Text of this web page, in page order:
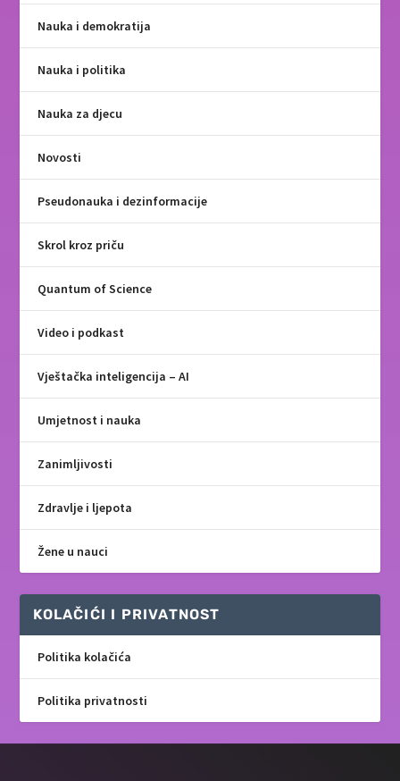
Nauka i demokratija
Nauka i politika
Nauka za djecu
Novosti
Pseudonauka i dezinformacije
Skrol kroz priču
Quantum of Science
Video i podkast
Vještačka inteligencija – AI
Umjetnost i nauka
Zanimljivosti
Zdravlje i ljepota
Žene u nauci
KOLAČIĆI I PRIVATNOST
Politika kolačića
Politika privatnosti